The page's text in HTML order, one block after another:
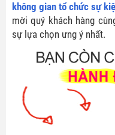
không gian tổ chức sự
mời quý khách hàng
sự lựa chọn ưng ý nhất.